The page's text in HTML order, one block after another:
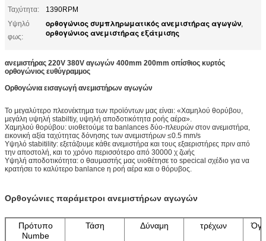
Ταχύτητα:
1390RPM
Υψηλό
φως:
ορθογώνιος συμπληρωματικός ανεμιστήρας αγωγών,
ορθογώνιος ανεμιστήρας εξάτμισης
ανεμιστήρας 220V 380V αγωγών 400mm 200mm οπίσθιος κυρτός
ορθογώνιος ευθύγραμμος
Ορθογώνια εισαγωγή ανεμιστήρων αγωγών
Το μεγαλύτερο πλεονέκτημα των προϊόντων μας είναι: «Χαμηλού θορύβου,
μεγάλη υψηλή stabiltiy, υψηλή αποδοτικότητα ροής αέρα».
Χαμηλού θορύβου: υιοθετούμε τα banlances δύο-πλευρών στον ανεμιστήρα,
εικονική αξία ταχύτητας δόνησης των ανεμιστήρων ≤0.5 mm/s
Υψηλό stabitility: εξετάζουμε κάθε ανεμιστήρα και τους εξαεριστήρες πριν από
την αποστολή, και το χρόνο περισσότερο από 30000 χ ζωής
Υψηλή αποδοτικότητα: ο θαυμαστής μας υιοθέτησε το specical σχέδιο για να
κρατήσει το καλύτερο banlance η ροή αέρα και ο θόρυβος.
Ορθογώνιες παράμετροι ανεμιστήρων αγωγών
Πρότυπο
Numbe
Τάση Δύναμη τρέχων